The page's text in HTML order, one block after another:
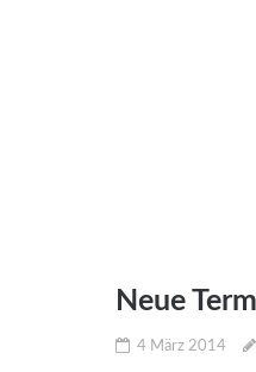
Neue
4 März 2014